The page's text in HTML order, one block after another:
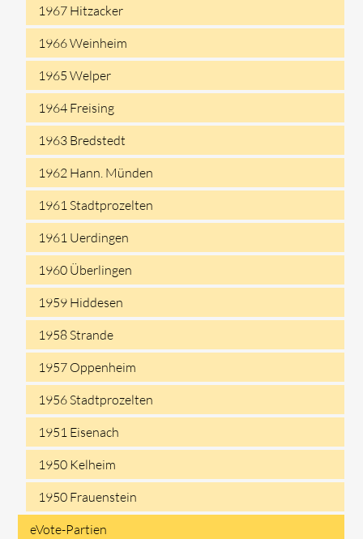
1967 Hitzacker
1966 Weinheim
1965 Welper
1964 Freising
1963 Bredstedt
1962 Hann. Münden
1961 Stadtprozelten
1961 Uerdingen
1960 Überlingen
1959 Hiddesen
1958 Strande
1957 Oppenheim
1956 Stadtprozelten
1951 Eisenach
1950 Kelheim
1950 Frauenstein
eVote-Partien